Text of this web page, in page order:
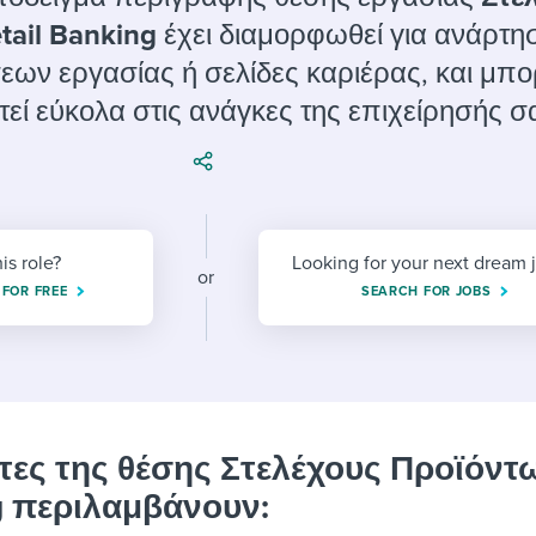
employee experiences
Workable customer stories
Workable customer stories
Workable customer stories
Banking έχει διαμορφωθεί για
εργασίας ή σελίδες καριέρας, και
εύκολα στις ανάγκες της επιχείρησής
role?
FREE
or
Looking for your next dream
SEARCH FOR JOBS
της θέσης Στελέχους
περιλαμβάνουν: